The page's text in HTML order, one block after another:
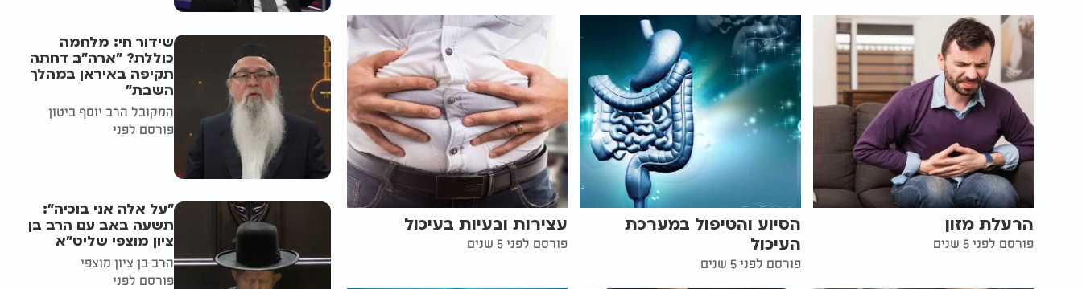
הרעלת מזון
פורסם לפני 5 שנים
הסיוע והטיפול במערכת
העיכול
פורסם לפני 5 שנים
עצירות ובעיות בעיכול
פורסם לפני 5 שנים
שידור חי: מלחמה
כוללת? ״ארה"ב דחתה
תקיפה באיראן במהלך
השבת״
המקובל הרב יוסף ביטון
פורסם לפני
"על אלה אני בוכיה":
תשעה באב עם הרב בן
ציון מוצפי שליט"א
הרב בן ציון מוצפי
פורסם לפני